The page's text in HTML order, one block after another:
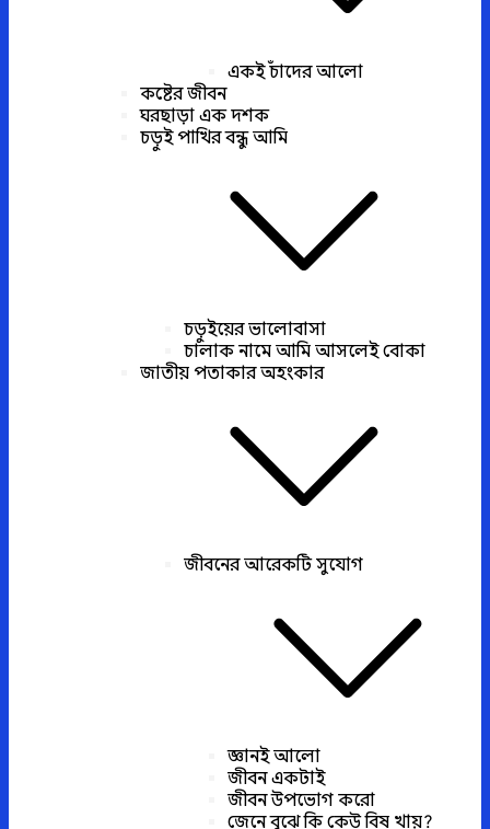
একই চাঁদের আলো
কষ্টের জীবন
ঘরছাড়া এক দশক
চড়ুই পাখির বন্ধু আমি
চড়ুইয়ের ভালোবাসা
চালাক নামে আমি আসলেই বোকা
জাতীয় পতাকার অহংকার
জীবনের আরেকটি সুযোগ
জ্ঞানই আলো
জীবন একটাই
জীবন উপভোগ করো
জেনে বুঝে কি কেউ বিষ খায়?